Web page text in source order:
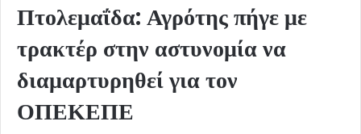
Πτολεμαΐδα: Αγρότης πήγε με
τρακτέρ στην αστυνομία να
διαμαρτυρηθεί για τον
ΟΠΕΚΕΠΕ